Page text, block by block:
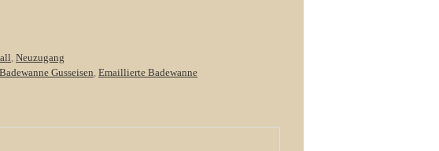
, Neuzugang
Badewanne Gusseisen, Emaillierte Badewanne